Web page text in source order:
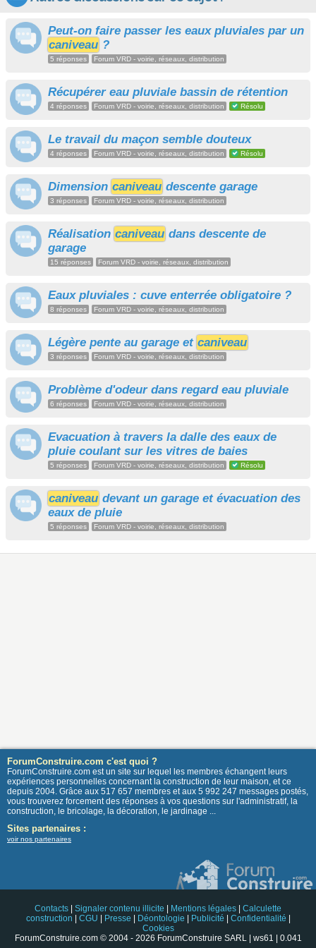
Peut-on faire passer les eaux pluviales par un
caniveau ?
5 réponses Forum VRD - voirie, réseaux, distribution
Récupérer eau pluviale bassin de rétention
4 réponses Forum VRD - voirie, réseaux, distribution Résolu
Le travail du maçon semble douteux
4 réponses Forum VRD - voirie, réseaux, distribution Résolu
Dimension caniveau descente garage
3 réponses Forum VRD - voirie, réseaux, distribution
Réalisation caniveau dans descente de
garage
15 réponses Forum VRD - voirie, réseaux, distribution
Eaux pluviales : cuve enterrée obligatoire ?
8 réponses Forum VRD - voirie, réseaux, distribution
Légère pente au garage et caniveau
3 réponses Forum VRD - voirie, réseaux, distribution
Problème d'odeur dans regard eau pluviale
6 réponses Forum VRD - voirie, réseaux, distribution
Evacuation à travers la dalle des eaux de
pluie coulant sur les vitres de baies
5 réponses Forum VRD - voirie, réseaux, distribution Résolu
caniveau devant un garage et évacuation des
eaux de pluie
5 réponses Forum VRD - voirie, réseaux, distribution
ForumConstruire.com c'est quoi ?
ForumConstruire.com est un site sur lequel les membres échangent leurs
expériences personnelles concernant la construction de leur maison, et ce
depuis 2004. Grâce aux 517 657 membres et aux 5 992 247 messages postés,
vous trouverez forcement des réponses à vos questions sur l'administratif, la
construction, le bricolage, la décoration, le jardinage ...
Sites partenaires :
voir nos partenaires
Contacts Signaler contenu illicite Mentions légales
Calculette
construction
CGU Presse Déontologie Publicité Confidentialité
Cookies
ForumConstruire.com © 2004 - 2026 ForumConstruire SARL | ws61 | 0.041